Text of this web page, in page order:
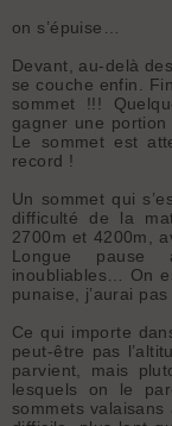
on s’épuise…
Devant, au-delà
se couche enfin.
sommet !!!
gagner une
Le sommet est
record !
Un sommet qui
difficulté de la
2700m et 4200m,
Longue pause
inoubliables… On
punaise, j’aurai
Ce qui importe
peut-être pas
parvient, mais
lesquels on le
sommets